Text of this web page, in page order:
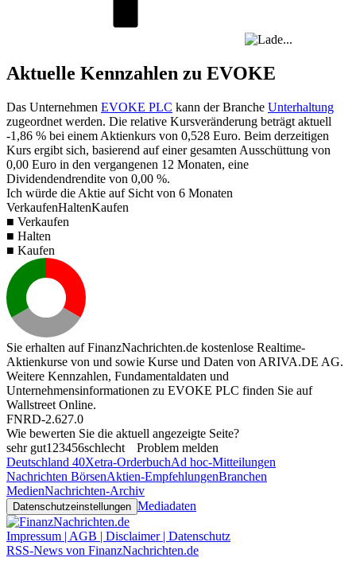
Aktuelle Kennzahlen zu EVOKE
Das Unternehmen EVOKE PLC kann der Branche Unterhaltung
zugeordnet werden. Die relative Kursveränderung beträgt aktuell
-1,86 % bei einem Aktienkurs von 0,528 Euro. Beim derzeitigen
Kurs ergibt sich, basierend auf einer gesamten Ausschüttung von
0,00 Euro in den vergangenen 12 Monaten, eine
Dividendendrendite von 0,00 %.
Ich würde die Aktie auf Sicht von 6 Monaten
VerkaufenHaltenKaufen
■ Verkaufen
■ Halten
■ Kaufen
Sie erhalten auf FinanzNachrichten.de kostenlose Realtime-
Aktienkurse von und sowie Kurse und Daten von ARIVA.DE AG.
Weitere Kennzahlen, Fundamentaldaten und
Unternehmensinformationen zu EVOKE PLC finden Sie auf
Wallstreet Online.
FNRD-2.627.0
Wie bewerten Sie die aktuell angezeigte Seite?
sehr gut1 23456schlecht
Problem melden
Deutschland 40Xetra-OrderbuchAd hoc-Mitteilungen
Nachrichten BörsenAktien-EmpfehlungenBranchen
MedienNachrichten-Archiv
Datenschutzeinstellungen Mediadaten
Impressum | AGB | Disclaimer | Datenschutz
RSS-News von FinanzNachrichten.de